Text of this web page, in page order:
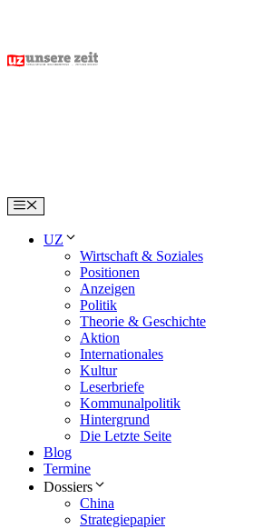
content
Menu
UZ
Wirtschaft & Soziales
Positionen
Anzeigen
Politik
Theorie & Geschichte
Aktion
Internationales
Kultur
Leserbriefe
Kommunalpolitik
Hintergrund
Die Letzte Seite
Blog
Termine
Dossiers
China
Strategiepapier